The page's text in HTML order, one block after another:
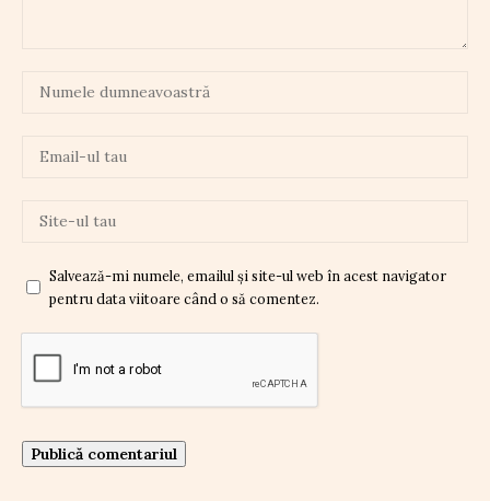
Salvează-mi numele, emailul și site-ul web în acest navigator
pentru data viitoare când o să comentez.